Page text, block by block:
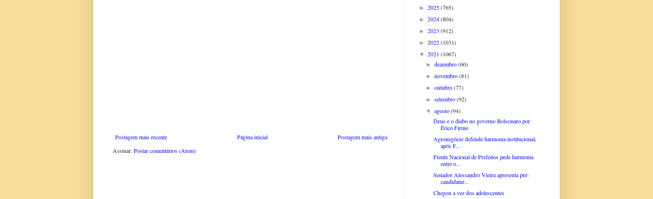
Postagem mais recente Postagem mais antiga
Página inicial
Assinar:Postar comentários (Atom)
► 2025(765)
► 2024(804)
► 2023 (912)
► 2022(1031)
▼ 2021 (1067)
►dezembro(60)
►novembro(81)
►outubro(77)
►setembro(92)
▼agosto(94)
Deus e o diabo no governo Bolsonaro por
Érico Firmo
Agronegócio defende harmonia institucional,
após F...
Frente Nacional de Prefeitos pede harmonia
entre o...
Senador Alessandro Vieira apresenta pré-
candidatur...
Chegou a vez dos adolescentes